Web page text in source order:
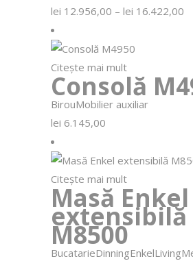
lei 12.956,00 – lei 16.422,00
Citește mai mult
Consolă
BirouMobilier auxiliar
lei 6.145,00
Citește mai mult
Masă Enkel
extensibilă
M8500
BucatarieDinningEnkelLiving